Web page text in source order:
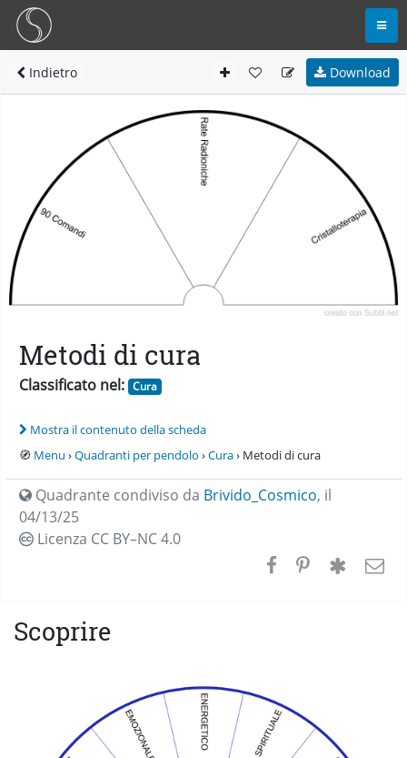
Indietro Download
Metodi di cura
Classificato nel: Cura
Mostra il contenuto della scheda
🧭 Menu ›Quadranti per pendolo ›Cura› Metodi di cura
Quadrante condiviso da Brivido_Cosmico, il
04/13/25
Licenza CC BY–NC 4.0
Scoprire